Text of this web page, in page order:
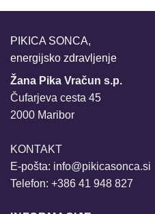
PIKICA SONCA,
energijsko zdravljenje
Žana Pika Vračun s.p.
Čufarjeva cesta 45
2000 Maribor
KONTAKT
E-pošta: info@pikicasonca.si
Telefon: +386 41 948 827